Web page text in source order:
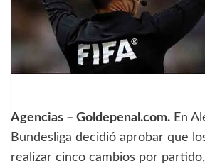
Agencias – Goldepenal.com. En
Bundesliga decidió aprobar que
realizar cinco cambios por